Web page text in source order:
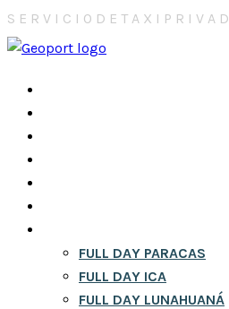
S E R V I C I O D E T A X I P R I V A D
FULL DAY PARACAS
FULL DAY ICA
FULL DAY LUNAHUANÁ